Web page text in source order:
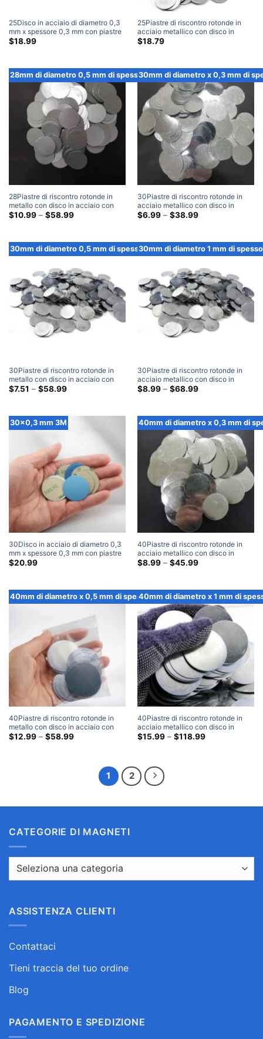
25Disco in acciaio di diametro 0,3
mm x spessore 0,3 mm con piastre
di riscontro metalliche rotonde
$18.99
25Piastre di riscontro rotonde in
acciaio metallico con disco in
acciaio di diametro mm x 1 mm di
$18.79
28mm di diametro 0,5 mm di spessore
28Piastre di riscontro rotonde in
metallo con disco in acciaio con
disco in acciaio di diametro mm x
$10.99 – $58.99Fascia
Attraverso
$58.99
30mm di diametro x 0,3 mm di
30Piastre di riscontro rotonde in
acciaio metallico con disco in
acciaio di diametro mm x 0,3 mm di
$6.99 – $38.99Fascia
Attraverso
$38.99
30mm di diametro 0,5 mm di spessore
30Piastre di riscontro rotonde in
metallo con disco in acciaio con
disco in acciaio di diametro mm x
$7.51 – $58.99Fascia
Attraverso
$58.99
30mm di diametro 1 mm di
30Piastre di riscontro rotonde in
acciaio metallico con disco in
acciaio di diametro mm x 1 mm di
$8.99 – $68.99Fascia
Attraverso
$68.99
30x0,3 mm 3M
30Disco in acciaio di diametro 0,3
mm x spessore 0,3 mm con piastre
di riscontro metalliche rotonde
$20.99
40mm di diametro x 0,3 mm di
40Piastre di riscontro rotonde in
acciaio metallico con disco in
acciaio di diametro mm x 0,3 mm di
$8.99 – $45.99Fascia
Attraverso
$45.99
40mm di diametro x 0,5 mm di spessore
40Piastre di riscontro rotonde in
metallo con disco in acciaio con
disco in acciaio di diametro mm x
$12.99 – $58.99Fascia
Attraverso
$58.99
40mm di diametro x 1 mm di
40Piastre di riscontro rotonde in
acciaio metallico con disco in
acciaio di diametro mm x 1 mm di
$15.99 – $118.99Fascia
1 2
CATEGORIE DI MAGNETI
ASSISTENZA CLIENTI
Contattaci
Tieni traccia del tuo ordine
Blog
PAGAMENTO E SPEDIZIONE